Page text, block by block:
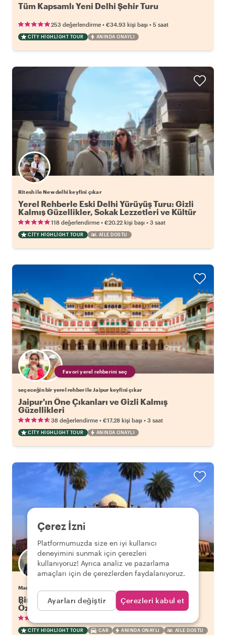
Tüm Kapsamlı Yeni Delhi Şehir Turu
253 değerlendirme • €34.93 kişi başı • 5 saat
CITY HIGHLIGHT TOUR ANINDA ONAYLI
Ritesh ile New delhi keyfini çıkar
Yerel Rehberle Eski Delhi Yürüyüş Turu: Gizli
Kalmış Güzellikler, Sokak Lezzetleri ve Kültür
118 değerlendirme • €20.22 kişi başı • 3 saat
CITY HIGHLIGHT TOUR AILE DOSTU
Favori yerel rehberini seç
seçeceğin bir yerel rehber ile Jaipur keyfini çıkar
Jaipur'ın Öne Çıkanları ve Gizli Kalmış
Güzellikleri
38 değerlendirme • €17.28 kişi başı • 3 saat
CITY HIGHLIGHT TOUR ANINDA ONAYLI
Madhavendra ile New delhi keyfini çıkar
Bir Günde Delhi'nin En İyisi: Eski ve Yeni Delhi
Özel Tam Gün Turu
CITY HIGHLIGHT TOUR CAR ANINDA ONAYLI AILE DOSTU
Çerez İzni
Platformumuzda size en iyi kullanıcı
deneyimini sunmak için çerezleri
kullanıyoruz! Ayrıca analiz ve pazarlama
amaçları için de çerezlerden faydalanıyoruz.
Ayarları değiştir Çerezleri kabul et